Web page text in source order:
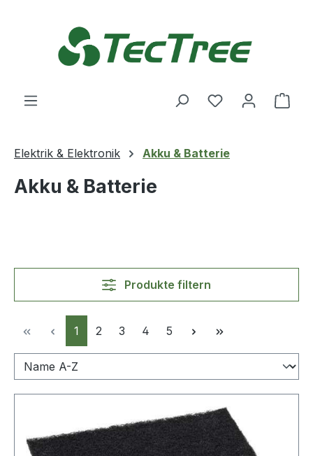
Du hast 0
Elektrik & Elektronik Akku & Batterie
Akku & Batterie
Produkte filtern
Seite
1 Seite
2 Seite
3 Seite
4 Seite
5